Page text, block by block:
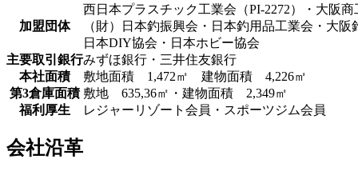
加盟団体
西日本プラスチック工業会（PI-2272）・大阪商
（財）日本釣振興会・日本釣用品工業会・大阪
日本DIY協会・日本ホビー協会
主要取引銀行みずほ銀行・三井住友銀行
本社面積
敷地面積 1,472㎡ 建物面積 4,226㎡
第3倉庫面積 敷地 635,36㎡・建物面積 2,349㎡
福利厚生
レジャーリゾート会員・スポーツジム会員
会社沿革